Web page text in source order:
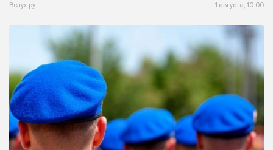
Вслух.ру 1 августа, 10:00